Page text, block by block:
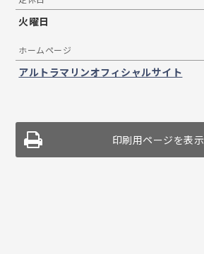
火曜日
ホームページ
アルトラマリンオフィシャルサイト
印刷用ページを表示